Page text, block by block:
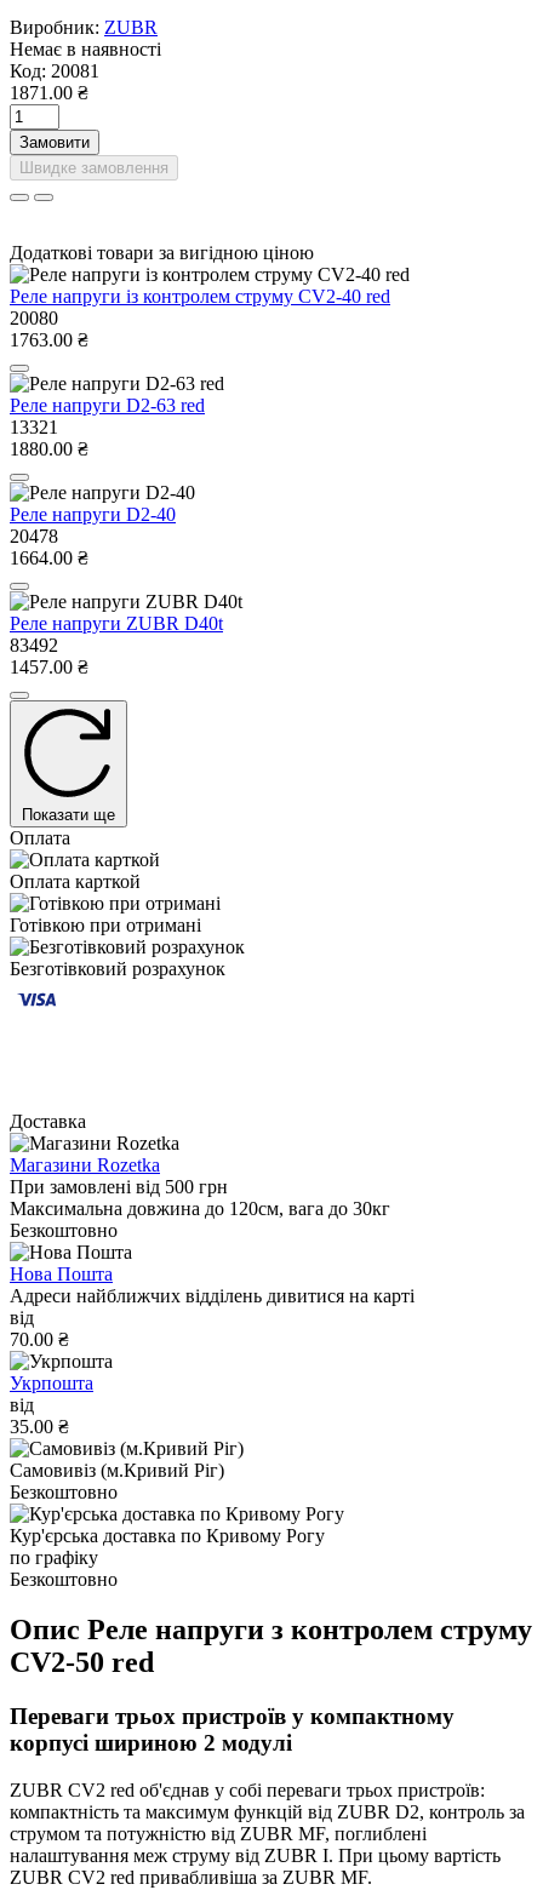
Виробник: ZUBR
Немає в наявності
Код: 20081
1871.00 ₴
Замовити
Швидке замовлення
Додаткові товари за вигідною ціною
Реле напруги із контролем струму CV2-40 red
20080
1763.00 ₴
Реле напруги D2-63 red
13321
1880.00 ₴
Реле напруги D2-40
20478
1664.00 ₴
Реле напруги ZUBR D40t
83492
1457.00 ₴
Показати ще
Оплата
Оплата карткой
Готівкою при отримані
Безготівковий розрахунок
Доставка
Магазини Rozetka
При замовлені від 500 грн
Максимальна довжина до 120см, вага до 30кг
Безкоштовно
Нова Пошта
Адреси найближчих відділень дивитися на карті
від
70.00 ₴
Укрпошта
від
35.00 ₴
Самовивіз (м.Кривий Ріг)
Безкоштовно
Кур'єрська доставка по Кривому Рогу
по графіку
Безкоштовно
Опис Реле напруги з контролем струму
CV2-50 red
Переваги трьох пристроїв у компактному
корпусі шириною 2 модулі
ZUBR CV2 red об'єднав у собі переваги трьох пристроїв:
компактність та максимум функцій від ZUBR D2, контроль за
струмом та потужністю від ZUBR MF, поглиблені
налаштування меж струму від ZUBR I. При цьому вартість
ZUBR CV2 red привабливіша за ZUBR MF.